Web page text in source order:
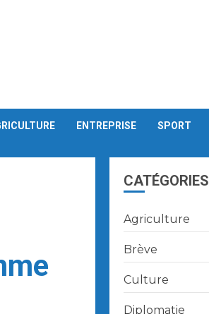
ENTREPRISE SPORT
CATÉGORIES
Agriculture
Brève
Culture
Diplomatie